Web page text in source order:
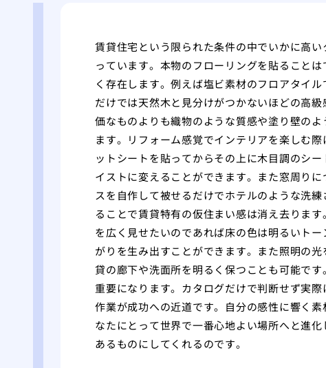
賃貸住宅という限られた条件の中でいかに高
っています。本物のフローリングを貼ること
く存在します。例えば塩ビ素材のフロアタイ
だけでは天然木と見分けがつかないほどの高
価なものよりも織物のような質感や塗り壁の
ます。リフォーム感覚でインテリアを楽しむ
ットシートを貼ってからその上に木目調のシ
イストに変えることができます。また窓周り
スを自作して被せるだけでホテルのような洗
ることで賃貸特有の仮住まい感は消え去りま
を広く見せたいのであれば床の色は明るいト
がりを生み出すことができます。また照明の
貸の廊下や洗面所を明るく保つことも可能で
重要になります。カタログだけで判断せず実
作業が成功への近道です。自分の感性に響く
なたにとって世界で一番心地よい場所へと進
あるものにしてくれるのです。